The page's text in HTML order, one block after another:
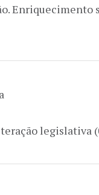
Enriquecimento
legislativa